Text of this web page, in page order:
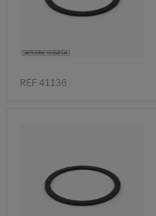
REF 41136